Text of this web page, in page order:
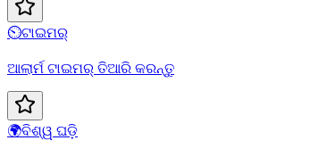
⏲️ଟାଇମର୍
ଆଲାର୍ମ ଟାଇମର୍ ତିଆରି କରନ୍ତୁ
🌍ବିଶ୍ୱ ଘଡ଼ି